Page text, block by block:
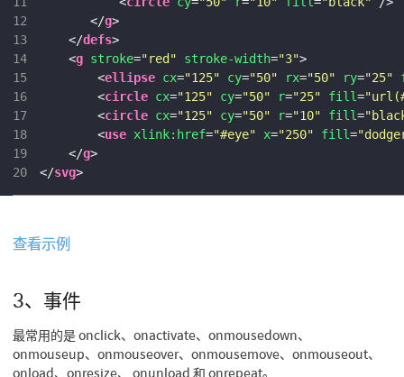
12
13
14
15
16
17
18
19
20
</g>
</defs>
<g stroke="red" stroke-width="3">
<ellipse cx="125" cy="50" rx="50" ry="25"
<circle cx="125" cy="50" r="25" fill=
<circle cx="125" cy="50" r="10" fill=
<use xlink:href="#eye" x="250" fill=
</g>
</svg>
查看示例
3、事件
最常用的是 onclick、onactivate、onmousedown、
onmouseup、onmouseover、onmousemove、onmouseout、
onload、onresize、 onunload 和 onrepeat。